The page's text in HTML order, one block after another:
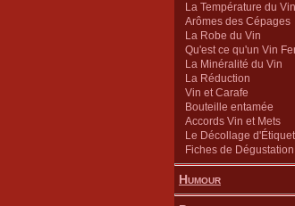
La Température du Vin
Arômes des Cépages
La Robe du Vin
Qu'est ce qu'un Vin
La Minéralité du Vin
La Réduction
Vin et Carafe
Bouteille entamée
Accords Vin et Mets
Le Décollage
Fiches de Dégustation
Humour